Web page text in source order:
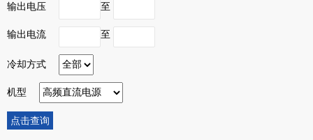
输出电压 至
输出电流 至
冷却方式
机型
点击查询